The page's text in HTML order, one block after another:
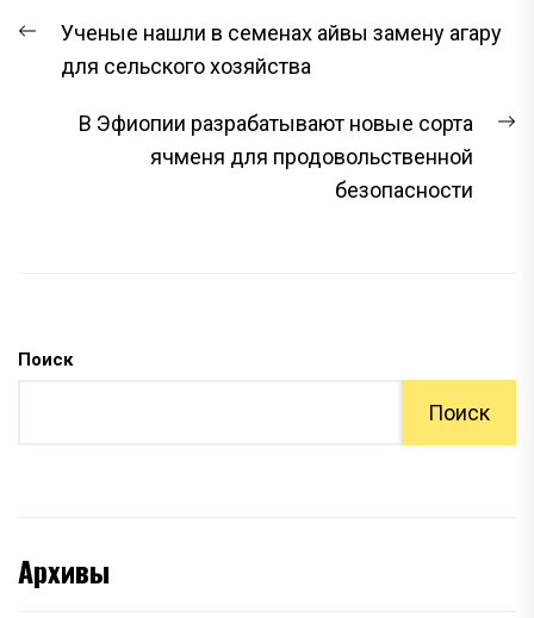
ПО
ЗАПИСЯМ
Предыдущая
запись:
Ученые нашли в семенах айвы замену агару
для сельского хозяйства
В Эфиопии разрабатывают новые сорта
ячменя для продовольственной
безопасности
Поиск
Поиск
Архивы